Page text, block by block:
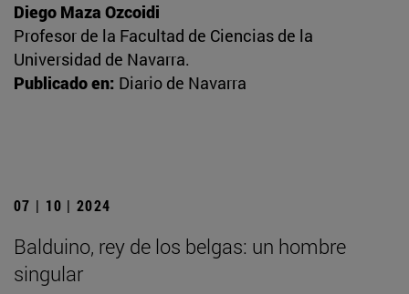
Diego Maza Ozcoidi
Profesor de la Facultad de Ciencias de la
Universidad de Navarra.
Publicado en: Diario de Navarra
07 | 10 | 2024
Balduino, rey de los belgas: un hombre
singular